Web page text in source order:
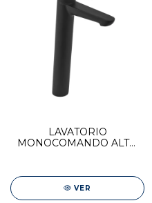
LAVATORIO
MONOCOMANDO ALTO
VER